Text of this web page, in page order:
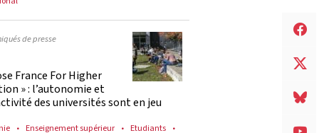
de presse
France For Higher
» : l’autonomie et
des universités sont en jeu
Enseignement supérieur
Etudiants